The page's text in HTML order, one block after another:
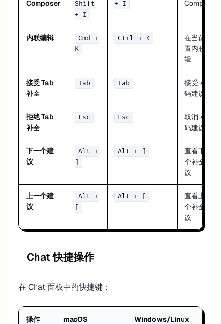
格式化文档 Cmd + Shift + F Ctrl + Shift + F
多光标编辑
macOS
Windows/Linux
Alt + Click
下方添加光标 Cmd + Alt + ↓ Ctrl + Alt + ↓
选择所有匹配 Cmd + Shift + L Ctrl + Shift + L
搜索和替换
操作 macOS
Windows/Linux
Cmd + F Ctrl + F
Cmd + H
全局替换 Cmd + Shift + H Ctrl + Shift + H
转到文件 Cmd + P Ctrl + P
转到符号 Cmd + Shift + O
macOS
转到定义 F12 F12
查看定义 Alt + F12 Alt + F12
Ctrl + - Alt + ←
Ctrl + Shift + -
Composer
Shift
+ I
+ I
Composer
内联编辑
Cmd +
K
Ctrl + K
在当前位
置内联编
辑
接受 Tab
补全
Tab Tab
接受 AI 代
码建议
拒绝 Tab
补全
Esc Esc
取消 AI 代
码建议
下一个建
议
Alt +
]
Alt + ]
查看下一
个补全建
议
上一个建
议
Alt +
[
Alt + [
查看上一
个补全建
议
Chat 快捷操作
在 Chat 面板中的快捷键：
操作 macOS Windows/Linux